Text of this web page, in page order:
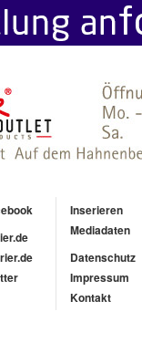
Inserieren
Mediadaten
Datenschutz
Impressum
Kontakt